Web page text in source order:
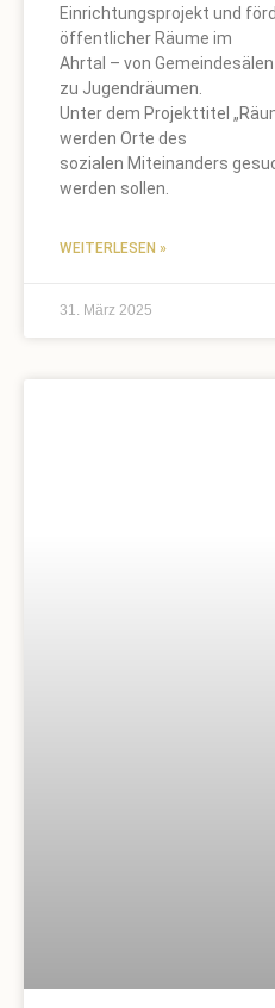
Einrichtungsprojekt und
öffentlicher Räume im
Ahrtal – von
zu Jugendräumen.
Unter dem Projekttitel
werden Orte des
sozialen Miteinanders
werden sollen.
WEITERLESEN »
31. März 2025